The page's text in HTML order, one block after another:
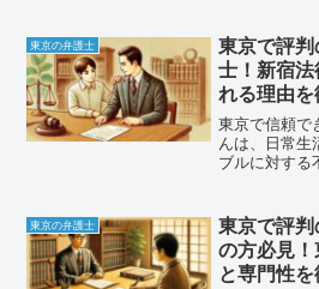
東京都内だけ
しており、ど
東京の弁護士
東京で評
士！新宿
れる理由
東京で信頼で
んは、日常生
ブルに対する
方では解決が
ます。そのよ
東京の弁護士
東京で評
の方必見
と専門性